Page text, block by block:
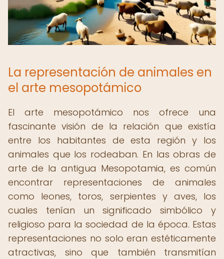
La representación de animales en
el arte mesopotámico
El arte mesopotámico nos ofrece una
fascinante visión de la relación que existía
entre los habitantes de esta región y los
animales que los rodeaban. En las obras de
arte de la antigua Mesopotamia, es común
encontrar representaciones de animales
como leones, toros, serpientes y aves, los
cuales tenían un significado simbólico y
religioso para la sociedad de la época. Estas
representaciones no solo eran estéticamente
atractivas, sino que también transmitían